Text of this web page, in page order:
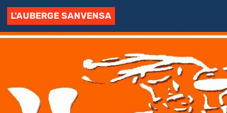
L'AUBERGE SANVENSA